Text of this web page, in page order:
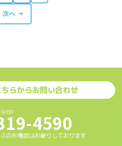
次へ →
らからお問い合わせ
4590
のお電話はお断りしております